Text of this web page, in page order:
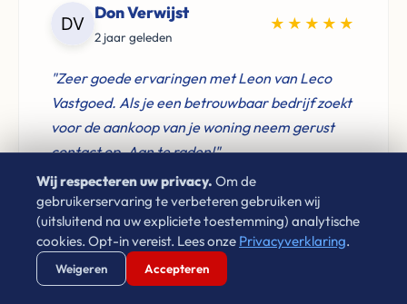
Don Verwijst
2 jaar geleden
★★★★★
"Zeer goede ervaringen met Leon van Leco
Vastgoed. Als je een betrouwbaar bedrijf zoekt
voor de aankoop van je woning neem gerust
contact op. Aan te raden!"
Laura Cornet
4 jaar geleden
Wij respecteren uw privacy. Om de
gebruikerservaring te verbeteren gebruiken wij
(uitsluitend na uw expliciete toestemming) analytische
cookies. Opt-in vereist. Lees onze Privacyverklaring.
Weigeren Accepteren
Verstuur WhatsApp